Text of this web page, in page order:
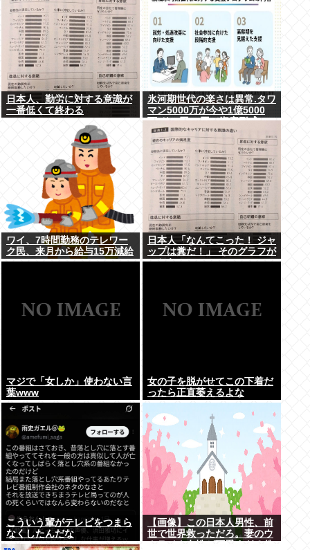
日本人、勤労に対する意識が
一番低くて終わる
氷河期世代の楽さは異常.タワ
マン5000万が今や1億5000
万.ドル円80円で資産形成.マ
ジで楽な世代だったな
ワイ、7時間勤務のテレワー
ク民、来月から給与15万減給
日本人「なんてこった！ ジャ
ップは糞だ！」 そのグラフが
こちら。
マジで「女しか」使わない言
葉www
女の子を脱がせてこの下着だ
ったら正直萎えるよな
こういう輩がテレビをつまら
なくしたんだな
【画像】この日本人男性、前
世で世界救っただろ。妻のウ